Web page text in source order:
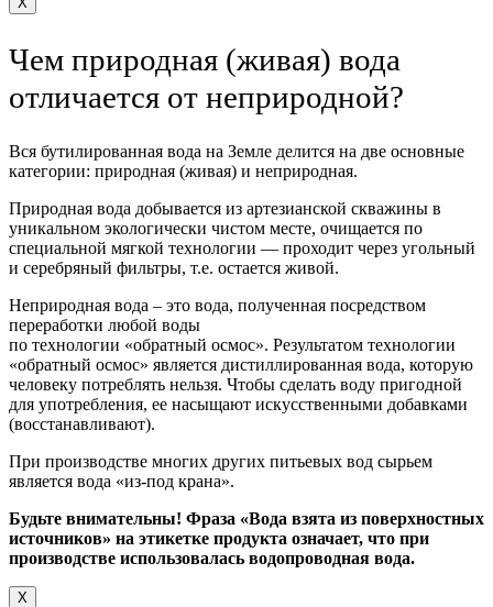
Чем природная (живая) вода
отличается от неприродной?
Вся бутилированная вода на Земле делится на две основные
категории: природная (живая) и неприродная.
Природная вода добывается из артезианской скважины в
уникальном экологически чистом месте, очищается по
специальной мягкой технологии — проходит через угольный
и серебряный фильтры, т.е. остается живой.
Неприродная вода – это вода, полученная посредством
переработки любой воды
по технологии «обратный осмос». Результатом технологии
«обратный осмос» является дистиллированная вода, которую
человеку потреблять нельзя. Чтобы сделать воду пригодной
для употребления, ее насыщают искусственными добавками
(восстанавливают).
При производстве многих других питьевых вод сырьем
является вода «из-под крана».
Будьте внимательны! Фраза «Вода взята из поверхностных
источников» на этикетке продукта означает, что при
производстве использовалась водопроводная вода.
X